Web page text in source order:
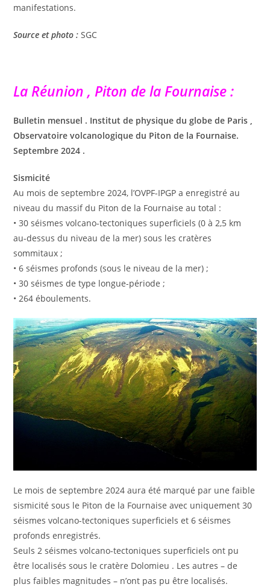
manifestations.
Source et photo : SGC
La Réunion , Piton de la Fournaise :
Bulletin mensuel . Institut de physique du globe de Paris ,
Observatoire volcanologique du Piton de la Fournaise.
Septembre 2024 .
Sismicité
Au mois de septembre 2024, l’OVPF-IPGP a enregistré au
niveau du massif du Piton de la Fournaise au total :
• 30 séismes volcano-tectoniques superficiels (0 à 2,5 km
au-dessus du niveau de la mer) sous les cratères
sommitaux ;
• 6 séismes profonds (sous le niveau de la mer) ;
• 30 séismes de type longue-période ;
• 264 éboulements.
Le mois de septembre 2024 aura été marqué par une faible
sismicité sous le Piton de la Fournaise avec uniquement 30
séismes volcano-tectoniques superficiels et 6 séismes
profonds enregistrés.
Seuls 2 séismes volcano-tectoniques superficiels ont pu
être localisés sous le cratère Dolomieu . Les autres – de
plus faibles magnitudes – n’ont pas pu être localisés.